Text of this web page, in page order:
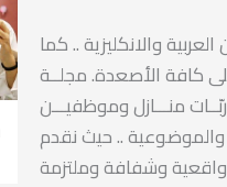
والانكليزية .. كما
كافة الأصعدة. مجلــة
منـــازل وموظفيـــن
والموضوعية .. حيث نقدم